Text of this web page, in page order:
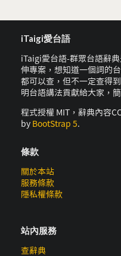
iTaigi愛台語
iTaigi愛台語-群眾台語辭
伸專案，想知道一個詞的
都可以查，但不一定查得
明台語講法貢獻給大家，
程式授權 MIT，辭典內容
by BootStrap 5.
條款
關於本站
服務條款
隱私權條款
站內服務
查辭典